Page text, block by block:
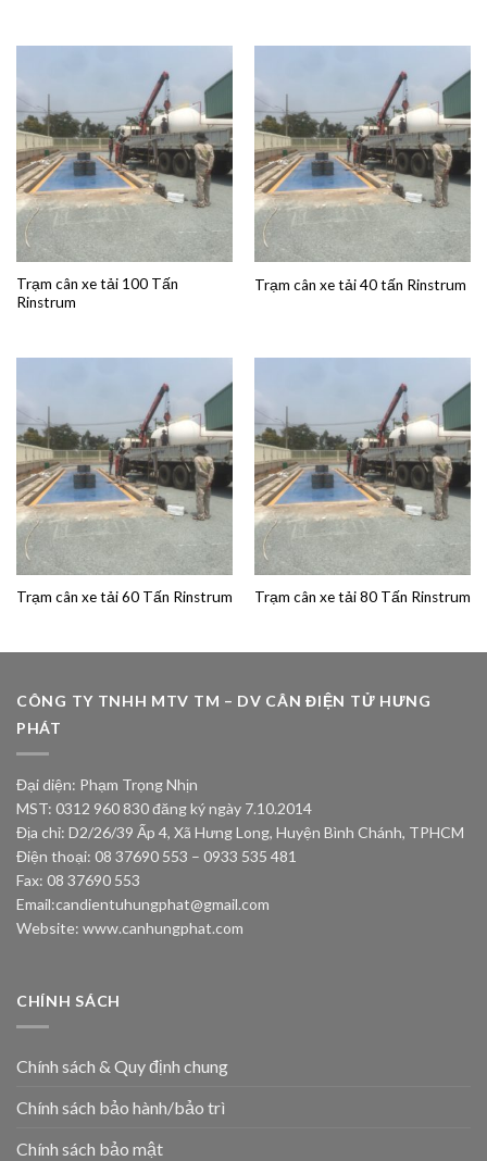
Trạm cân xe tải 100 Tấn
Rinstrum
Trạm cân xe tải 40 tấn Rinstrum
Trạm cân xe tải 60 Tấn Rinstrum Trạm cân xe tải 80 Tấn Rinstrum
CÔNG TY TNHH MTV TM – DV CÂN ĐIỆN TỬ HƯNG
PHÁT
Đại diện: Phạm Trọng Nhịn
MST: 0312 960 830 đăng ký ngày 7.10.2014
Địa chỉ: D2/26/39 Ấp 4, Xã Hưng Long, Huyện Bình Chánh, TPHCM
Điện thoại: 08 37690 553 – 0933 535 481
Fax: 08 37690 553
Email:candientuhungphat@gmail.com
Website: www.canhungphat.com
CHÍNH SÁCH
Chính sách & Quy định chung
Chính sách bảo hành/bảo trì
Chính sách bảo mật